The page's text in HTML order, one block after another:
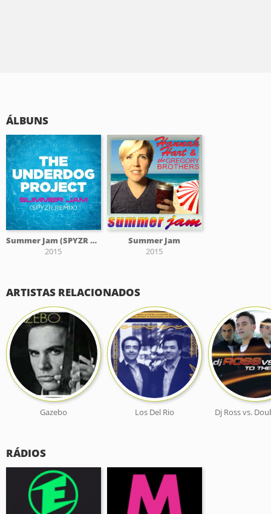
ÁLBUNS
Summer Jam (SPYZR Remix)
2015
Summer Jam
2015
ARTISTAS RELACIONADOS
Gazebo Los Del Rio Dj Ross vs.
RÁDIOS